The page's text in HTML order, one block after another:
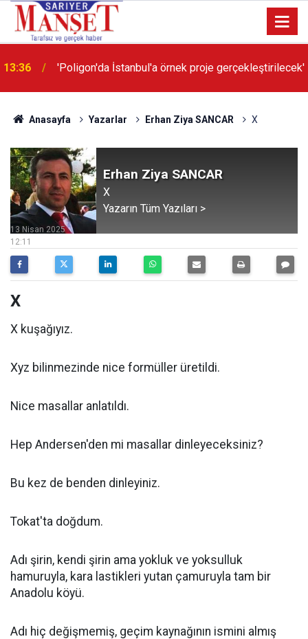
13:36 'Poligon'da İstanbul'a örnek proje gerçekleştirilecek'
Anasayfa Yazarlar Erhan Ziya SANCAR X
Erhan Ziya SANCAR
X
Yazarın Tüm Yazıları >
12:11
13 Nisan 2025
X
X kuşağıyız.
Xyz bilinmezinde nice formüller üretildi.
Nice masallar anlatıldı.
Hep Andersen'den mi masallar dinleyeceksiniz?
Bu kez de benden dinleyiniz.
Tokat'ta doğdum.
Adı şirin, kendi şirin ama yokluk ve yoksulluk
hamuruyla, kara lastikleri yutan çamuruyla tam bir
Anadolu köyü.
Adı hiç değişmemiş, geçim kaynağının ismini almış